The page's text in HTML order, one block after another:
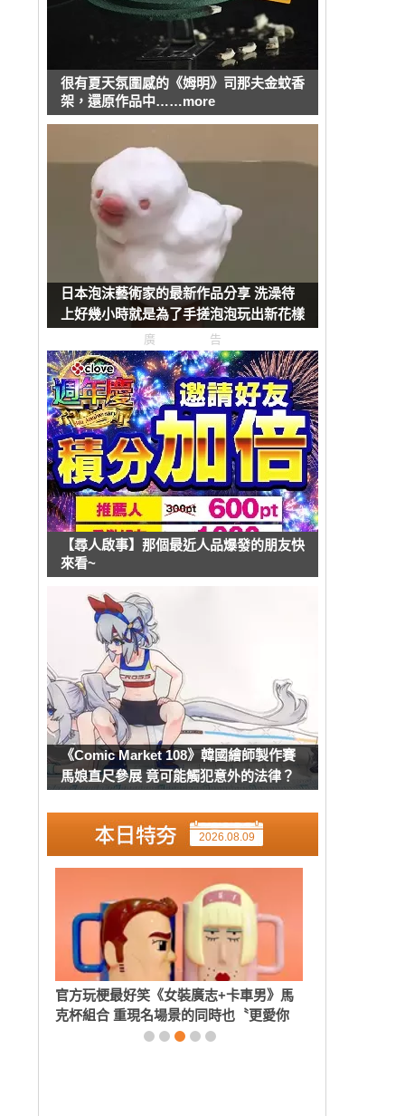
很有夏天氛圍感的《姆明》司那夫金蚊香
架，還原作品中……more
日本泡沫藝術家的最新作品分享 洗澡待
上好幾小時就是為了手搓泡泡玩出新花樣
廣告
【尋人啟事】那個最近人品爆發的朋友快
來看~
《Comic Market 108》韓國繪師製作賽
馬娘直尺參展 竟可能觸犯意外的法律？
2026.08.09